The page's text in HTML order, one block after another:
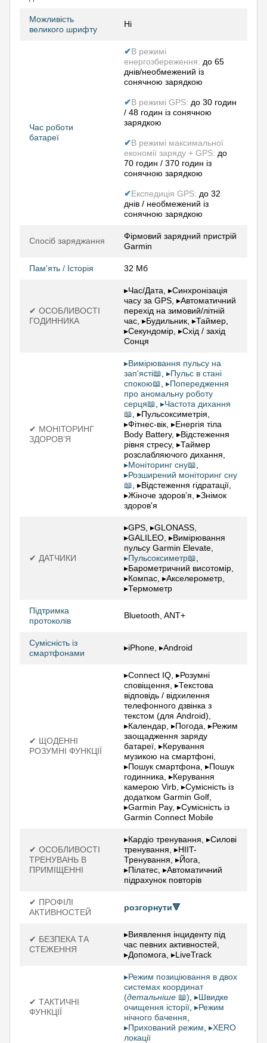
Можливість
великого шрифту
Ні
Час роботи
батареї
✔В режимі
енергозбереження: до 65
днів/необмежений із
сонячною зарядкою
✔В режимі GPS: до 30 годин
/ 48 годин із сонячною
зарядкою
✔В режимі максимальної
економії заряду + GPS: до
70 годин / 370 годин із
сонячною зарядкою
✔Експедиція GPS: до 32
днів / необмежений із
сонячною зарядкою
Спосіб заряджання
Фірмовий зарядний пристрій
Garmin
Пам'ять / Історія 32 Мб
✔ ОСОБЛИВОСТІ
ГОДИННИКА
▸Час/Дата, ▸Синхронізація
часу за GPS, ▸Автоматичний
перехід на зимовий/літній
час, ▸Будильник, ▸Таймер,
▸Секундомір, ▸Схід / захід
Сонця
✔ МОНІТОРИНГ
ЗДОРОВ’Я
▸Вимірювання пульсу на
зап'ясті📖 ▸Пульс в стані
спокою📖 ▸Попередження
про аномальну роботу
серця📖 ▸Частота дихання
📖 , ▸Пульсоксиметрія,
▸Фітнес-вік, ▸Енергія тіла
Body Battery, ▸Відстеження
рівня стресу, ▸Таймер
розслабляючого дихання,
▸Моніторинг сну📖
▸Розширений моніторинг сну
📖 , ▸Відстеження гідратації,
▸Жіноче здоров’я, ▸Знімок
здоров'я
✔ ДАТЧИКИ
▸GPS, ▸GLONASS,
▸GALILEO, ▸Вимірювання
пульсу Garmin Elevate,
▸Пульсоксиметр📖
▸Барометричний висотомір,
▸Компас, ▸Акселерометр,
▸Термометр
Підтримка
протоколів
Bluetooth, ANT+
Сумісність із
смартфонами
▸iPhone, ▸Android
✔ ЩОДЕННІ
РОЗУМНІ ФУНКЦІЇ
▸Connect IQ, ▸Розумні
сповіщення, ▸Текстова
відповідь / відхилення
телефонного дзвінка з
текстом (для Android),
▸Календар, ▸Погода, ▸Режим
заощадження заряду
батареї, ▸Керування
музикою на смартфоні,
▸Пошук смартфона, ▸Пошук
годинника, ▸Керування
камерою Virb, ▸Сумісність із
додатком Garmin Golf,
▸Garmin Pay, ▸Сумісність із
Garmin Connect Mobile
✔ ОСОБЛИВОСТІ
ТРЕНУВАНЬ В
ПРИМІЩЕННІ
▸Кардіо тренування, ▸Силові
тренування, ▸HIIT-
Тренування, ▸Йога,
▸Пілатес, ▸Автоматичний
підрахунок повторів
✔ ПРОФІЛІ
АКТИВНОСТЕЙ
розгорнути🔻
✔ БЕЗПЕКА ТА
СТЕЖЕННЯ
▸Виявлення інциденту під
час певних активностей,
▸Допомога, ▸LiveTrack
✔ ТАКТИЧНІ
ФУНКЦІЇ
▸Режим позиціювання в двох
системах координат
(детальніше 📖) ▸Швидке
очищення історії ▸Режим
нічного бачення
▸Прихований режим ▸XERO
локації